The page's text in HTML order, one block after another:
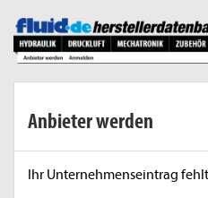
Anbieter werden
Ihr Unternehmenseintrag